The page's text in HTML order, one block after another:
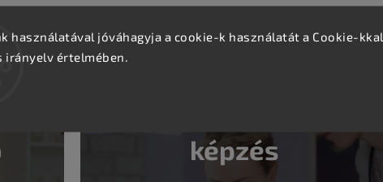
használatával jóváhagyja a cookie-k használatát a Cookie-kkal
irányelv értelmében.
képzés